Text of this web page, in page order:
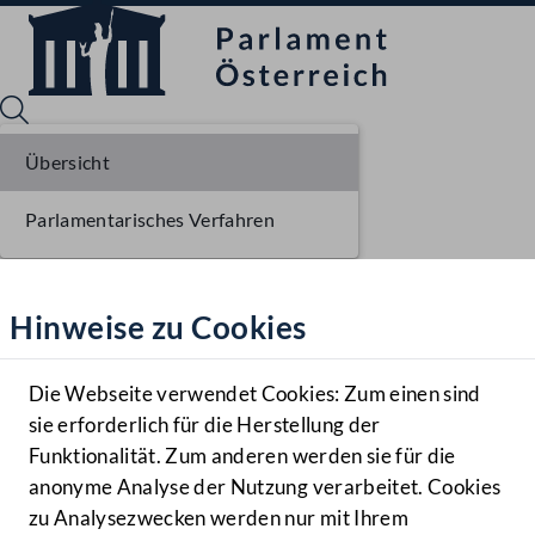
Hilfe
Benutzer
Navigationsmenü öffnen
MENÜ
Hinweise zu Cookies
Die Webseite verwendet Cookies: Zum einen sind
sie erforderlich für die Herstellung der
Funktionalität. Zum anderen werden sie für die
anonyme Analyse der Nutzung verarbeitet. Cookies
zu Analysezwecken werden nur mit Ihrem
Übersicht
Parlamentarisches Verfahren